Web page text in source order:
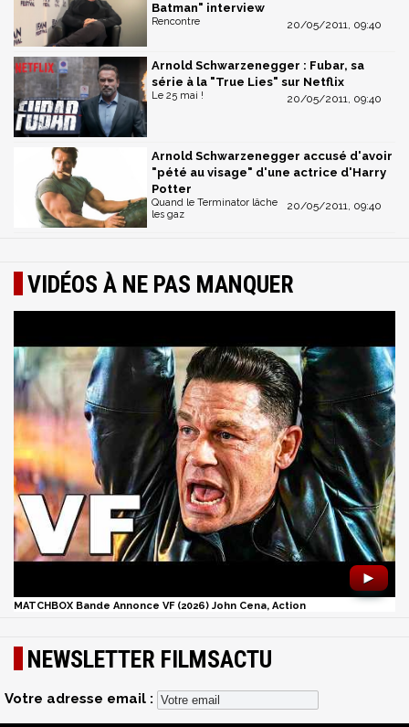
Batman" interview
20/05/2011, 09:40
Rencontre
Arnold Schwarzenegger : Fubar, sa
série à la "True Lies" sur Netflix
20/05/2011, 09:40
Le 25 mai !
Arnold Schwarzenegger accusé d'avoir
"pété au visage" d'une actrice d'Harry
Potter
20/05/2011, 09:40
Quand le Terminator lâche
les gaz
VIDÉOS À NE PAS MANQUER
►
MATCHBOX Bande Annonce VF (2026) John Cena, Action
NEWSLETTER FILMSACTU
Votre adresse email :